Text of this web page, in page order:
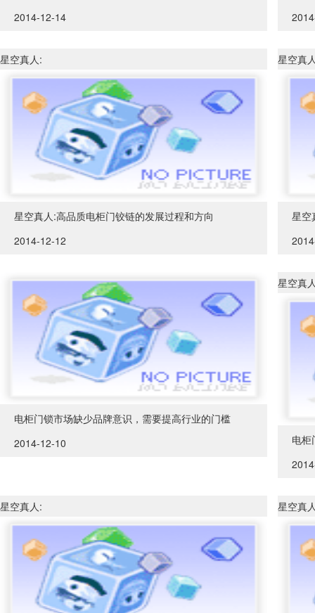
2014-12-14
星空真人:
星空真人:高品质电柜门铰链的发展过程和方向
2014-12-12
星空真
星空
电柜门锁市场缺少品牌意识，需要提高行业的门槛
2014-12-10
星空真
电柜
星空真人: 星空真